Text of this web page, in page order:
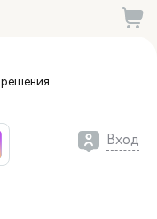
решения
Вход